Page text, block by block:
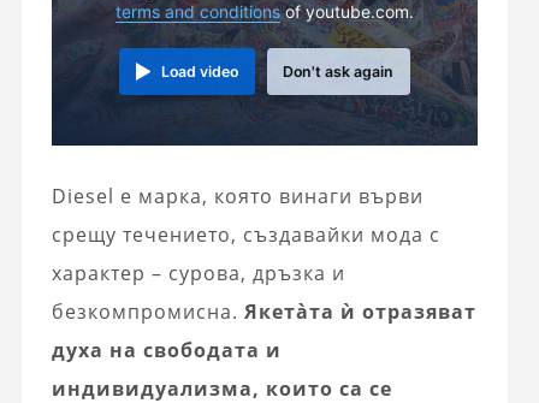
terms and conditionsof youtube.com.
Load video Don't ask again
Diesel е марка, която винаги върви
срещу течението, създавайки мода с
характер – сурова, дръзка и
безкомпромисна. Якета̀та ѝ отразяват
духа на свободата и
индивидуализма, които са се